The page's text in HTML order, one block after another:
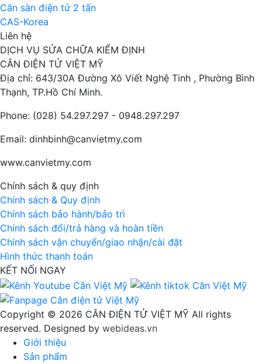
Cân sàn điện tử 2 tấn
CAS-Korea
Liên hệ
DỊCH VỤ SỬA CHỮA KIỂM ĐỊNH
CÂN ĐIỆN TỬ VIỆT MỸ
Địa chỉ: 643/30A Đường Xô Viết Nghệ Tinh , Phường Bình
Thạnh, TP.Hồ Chí Minh.
Phone: (028) 54.297.297 - 0948.297.297
Email: dinhbinh@canvietmy.com
www.canvietmy.com
Chính sách & quy định
Chính sách & Quy định
Chính sách bảo hành/bảo trì
Chính sách đổi/trả hàng và hoàn tiền
Chính sách vận chuyển/giao nhận/cài đặt
Hình thức thanh toán
KẾT NỐI NGAY
Copyright © 2026 CÂN ĐIỆN TỬ VIỆT MỸ All rights
reserved. Designed by webideas.vn
Giới thiệu
Sản phẩm